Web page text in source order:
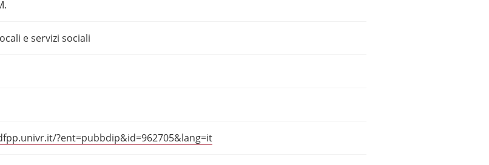
e servizi sociali
?ent=pubbdip&id=962705&lang=it